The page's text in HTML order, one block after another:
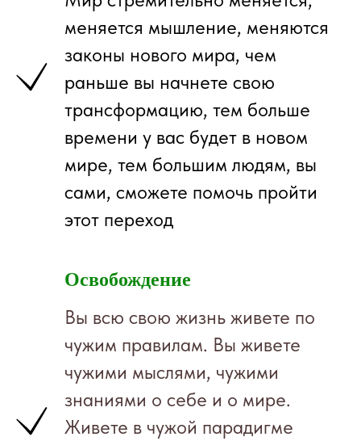
меняется мышление, меняются
законы нового мира, чем
раньше вы начнете свою
трансформацию, тем больше
времени у вас будет в новом
мире, тем большим людям, вы
сами, сможете помочь пройти
этот переход
Освобождение
Вы всю свою жизнь живете по
чужим правилам. Вы живете
чужими мыслями, чужими
знаниями о себе и о мире.
Живете в чужой парадигме